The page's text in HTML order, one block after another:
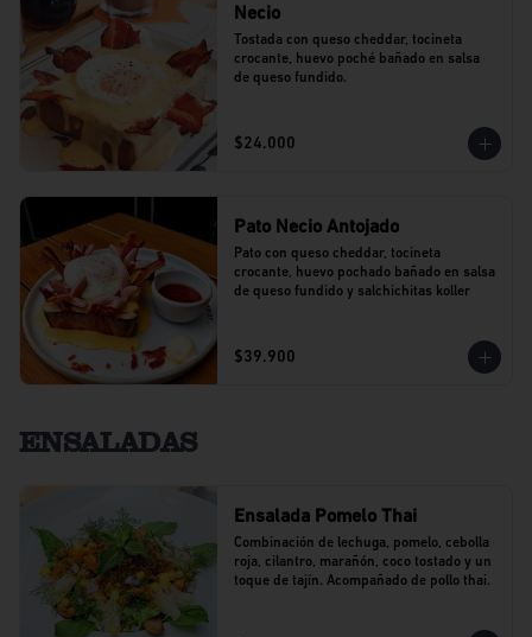
Necio
Tostada con queso cheddar, tocineta
crocante, huevo poché bañado en salsa
de queso fundido.
$24.000
Pato Necio Antojado
Pato con queso cheddar, tocineta
crocante, huevo pochado bañado en salsa
de queso fundido y salchichitas koller
$39.900
ENSALADAS
Ensalada Pomelo Thai
Combinación de lechuga, pomelo, cebolla
roja, cilantro, marañón, coco tostado y un
toque de tajín. Acompañado de pollo thai.